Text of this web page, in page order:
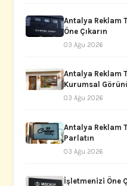
Antalya Reklam
Öne Çıkarın
03 Ağu 2026
Antalya Reklam
Kurumsal
03 Ağu 2026
Antalya Reklam
Parlatın
03 Ağu 2026
İşletmenizi Öne